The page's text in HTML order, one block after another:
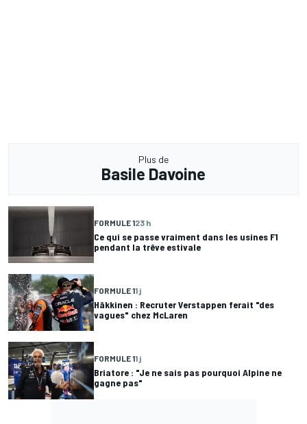
Plus de
Basile Davoine
FORMULE 123 h
Ce qui se passe vraiment dans les usines F1
pendant la trêve estivale
FORMULE 11 j
Häkkinen : Recruter Verstappen ferait "des
vagues" chez McLaren
FORMULE 11 j
Briatore : "Je ne sais pas pourquoi Alpine ne
gagne pas"